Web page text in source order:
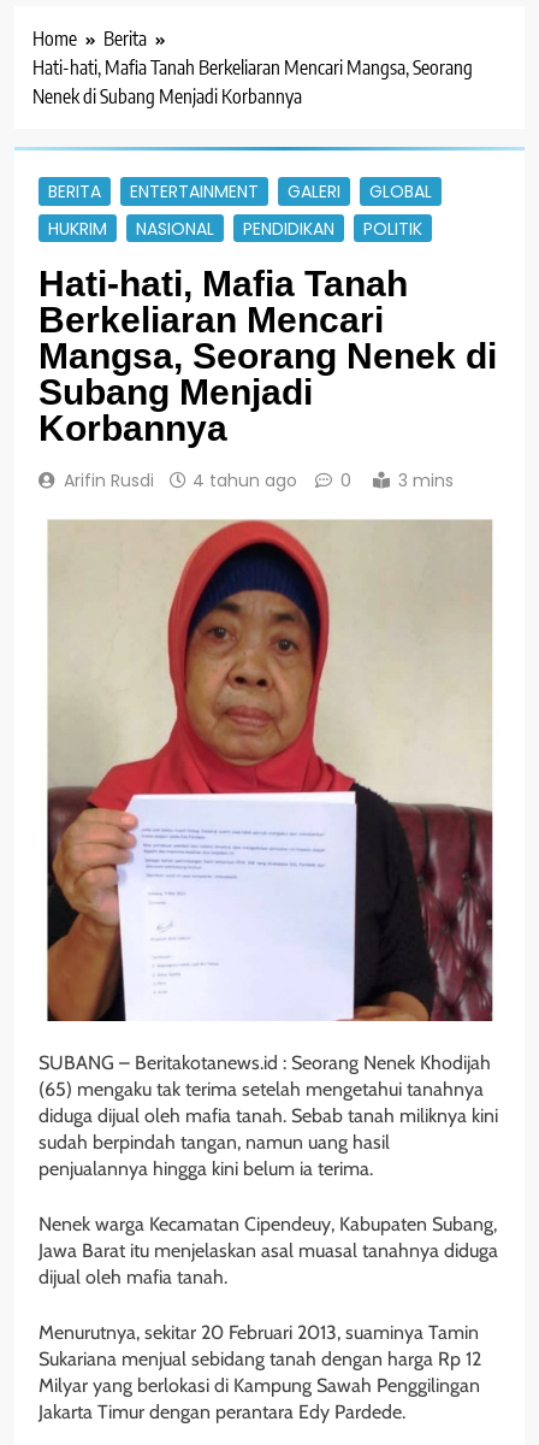
Home
Berita
Hati-hati, Mafia Tanah Berkeliaran Mencari Mangsa, Seorang
Nenek di Subang Menjadi Korbannya
BERITA ENTERTAINMENT GALERI
GLOBAL
HUKRIM
NASIONAL PENDIDIKAN POLITIK
Hati-hati, Mafia Tanah
Berkeliaran Mencari
Mangsa, Seorang Nenek di
Subang Menjadi
Korbannya
Arifin Rusdi 4 tahun ago 0 3 mins
SUBANG – Beritakotanews.id : Seorang Nenek Khodijah
(65) mengaku tak terima setelah mengetahui tanahnya
diduga dijual oleh mafia tanah. Sebab tanah miliknya kini
sudah berpindah tangan, namun uang hasil
penjualannya hingga kini belum ia terima.
Nenek warga Kecamatan Cipendeuy, Kabupaten Subang,
Jawa Barat itu menjelaskan asal muasal tanahnya diduga
dijual oleh mafia tanah.
Menurutnya, sekitar 20 Februari 2013, suaminya Tamin
Sukariana menjual sebidang tanah dengan harga Rp 12
Milyar yang berlokasi di Kampung Sawah Penggilingan
Jakarta Timur dengan perantara Edy Pardede.